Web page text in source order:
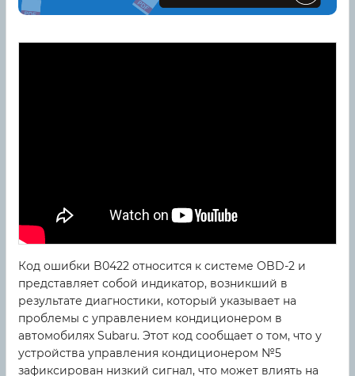
Код ошибки B0422 относится к системе OBD-2 и
представляет собой индикатор, возникший в
результате диагностики, который указывает на
проблемы с управлением кондиционером в
автомобилях Subaru. Этот код сообщает о том, что у
устройства управления кондиционером №5
зафиксирован низкий сигнал, что может влиять на